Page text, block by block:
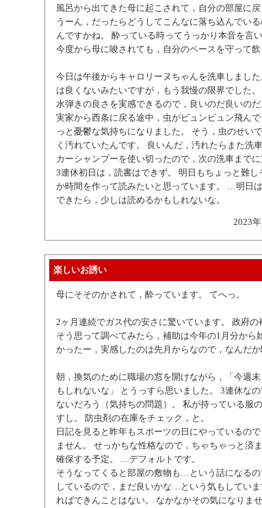
風呂から出てきた母に起こされて，自分の部屋に戻
うーん，だったらどうしてこんなに落ち込んでい
んですかね。 酔っている時ってうっかり本音を言
今度から母に唆されても，自分のペースを守って飲
今日は午後からキャロリーヌちゃんを洗車しまし
は良くないみたいですが，もう我慢の限界でした
水弾きの良さを実感できるので，良いのだ良いのだ
実家から西条に戻る途中，虫がビュンビュン飛ん
っと憂鬱な気持ちになりました。 そう，虫のせい
く汚れていたんです。 良いんだ，汚れたらまた洗
カーシャンプーを使い切ったので，次の洗車までに
3連休初日は，読書はできず。 明日もちょっと難し
か時間を作って読みたいと思っています。 …明日
できたら，少しは読めるかもしれないな。
2023
楽しいお誘い
母にそそのかされて，酔っています。 てへっ。
2ヶ月連続でガス代の安さに驚いています。 政府の
そう思って調べてみたら，補助は今年の1月分から
かったー，実感したのは先月からなので，なんだか
朝，換気のために職場の窓を開けながら，「今週
もしれないな」 とうっすら思いました。 3連休な
ないだろう（気持ちの問題）。 私が持っている服
すし。 防虫剤の在庫をチェック，と。
日記を見ると昨年もスポーツの日にやっているの
ません。 せっかちな性格なので，ちゃちゃっと済
確保する予定。 …デフォルトです。
そうなってくると部屋の敷物も…という話になる
しているので，まだ良いかな…という気もしてい
ればできんことはない。 なかなかその気になりませ